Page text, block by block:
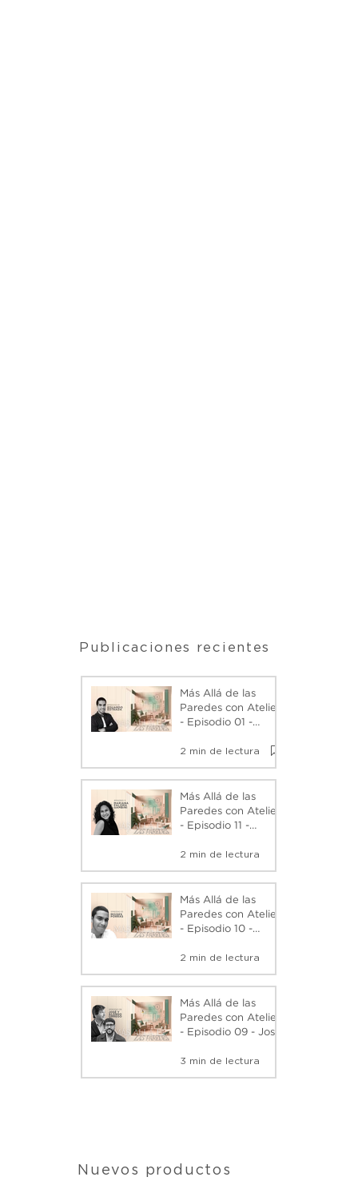
Publicaciones recientes
Más Allá de las
Paredes con Atelier
- Episodio 01 -
Podcast
2 min de lectura
Más Allá de las
Paredes con Atelier
- Episodio 11 -
Gambini - Podcast
2 min de lectura
Más Allá de las
Paredes con Atelier
- Episodio 10 -
Podcast
2 min de lectura
Más Allá de las
Paredes con Atelier
- Episodio 09 - José
Evolución de
Metrópolis -
3 min de lectura
Nuevos productos